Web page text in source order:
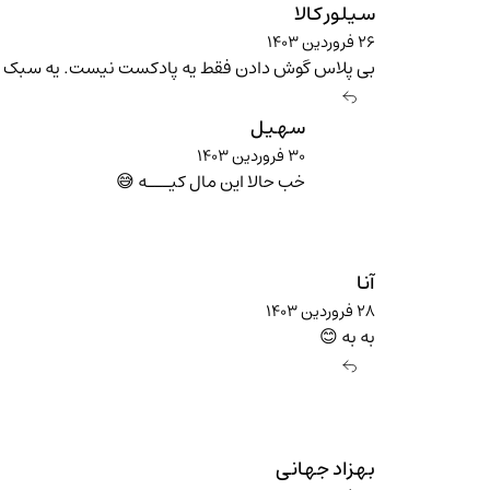
سیلور کالا
۲۶ فروردین ۱۴۰۳
بی پلاس گوش دادن فقط یه پادکست نیست. یه سبک
سهیل
۳۰ فروردین ۱۴۰۳
خب حالا این مال کیـــه 😅
آنا
۲۸ فروردین ۱۴۰۳
به به 😊
بهزاد جهانی